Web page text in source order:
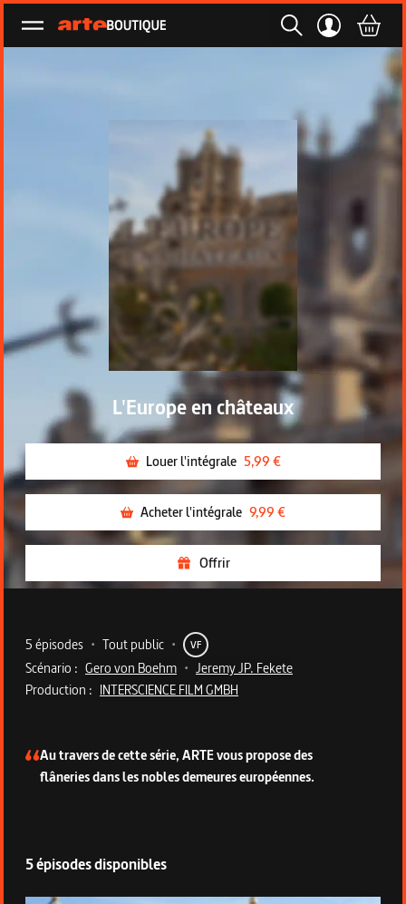
Ouvrir le menu
L'Europe en châteaux
Louer l'intégrale 5,99 €
Acheter l'intégrale 9,99 €
Offrir
Metadata du programme
5 épisodes • Tout public • VF
Scénario : Gero von Boehm • Jeremy JP. Fekete
Production : INTERSCIENCE FILM GMBH
Description de la série
Au travers de cette série, ARTE vous propose des
flâneries dans les nobles demeures européennes.
5 épisodes disponibles